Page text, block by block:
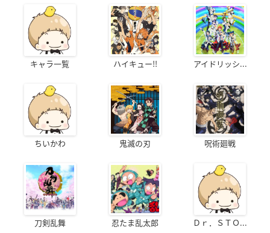
キャラ一覧 ハイキュー!! アイドリッシ...
ちいかわ 鬼滅の刃 呪術廻戦
刀剣乱舞 忍たま乱太郎 Ｄｒ．ＳＴＯ...